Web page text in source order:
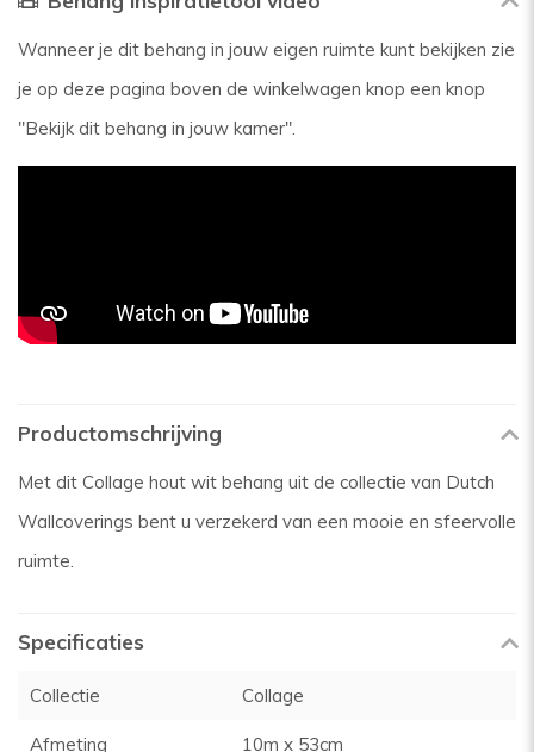
Wanneer je dit behang in jouw eigen ruimte kunt bekijken zie
je op deze pagina boven de winkelwagen knop een knop
"Bekijk dit behang in jouw kamer".
Productomschrijving
Met dit Collage hout wit behang uit de collectie van Dutch
Wallcoverings bent u verzekerd van een mooie en sfeervolle
ruimte.
Specificaties
Collectie Collage
Afmeting 10m x 53cm